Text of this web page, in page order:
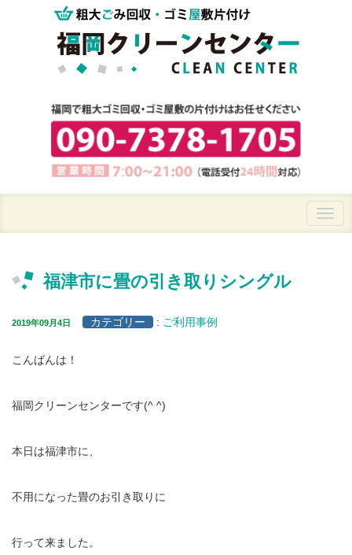
福津市に畳の引き取りシングル
2019年09月4日 カテゴリー : ご利用事例
こんばんは！
福岡クリーンセンターです(^ ^)
本日は福津市に、
不用になった畳のお引き取りに
行って来ました。